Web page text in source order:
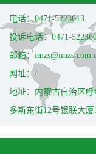
电话：0471-5223613
投诉电话：0471-
邮箱：
网址：/
地址：内蒙古自治区
多斯东街12号银联大厦